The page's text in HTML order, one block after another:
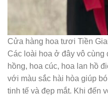
Cửa hàng hoa tươi Tiền
Các loài hoa ở đây vô cùng
hồng, hoa cúc, hoa lan hồ
với màu sắc hài hòa giúp
tinh tế và đẹp mắt. Khi đến